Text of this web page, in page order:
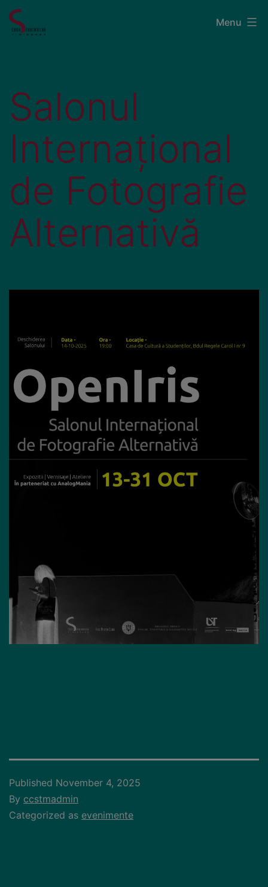
Menu
Salonul
Internațional
de Fotografie
Alternativă
Published November 4, 2025
By ccstmadmin
Categorized as evenimente